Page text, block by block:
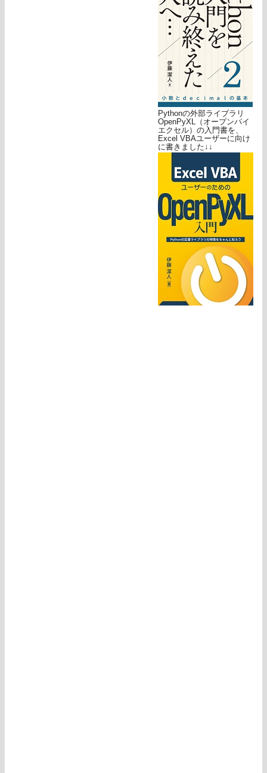
Pythonの外部ライブラリ
OpenPyXL（オープンパイ
エクセル）の入門書を、
Excel VBAユーザーに向け
に書きました↓↓